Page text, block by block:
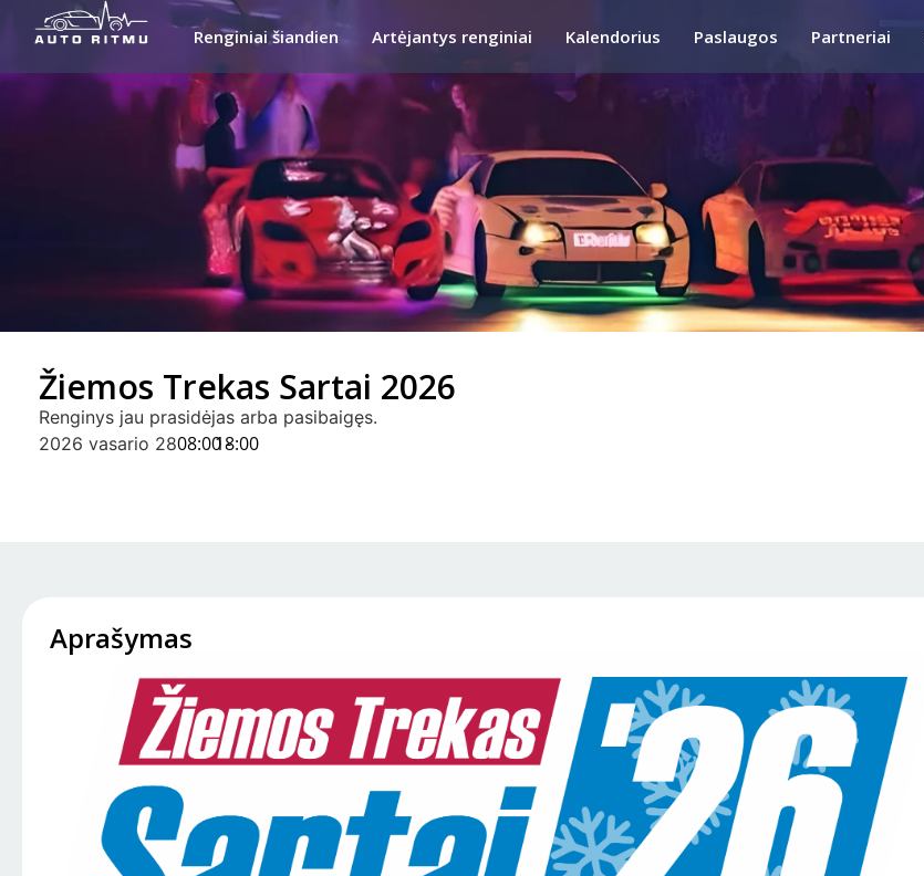
Renginiai šiandien Artėjantys renginiai Kalendorius Paslaugos Partneriai
Žiemos Trekas Sartai 2026
Renginys jau prasidėjas arba pasibaigęs.
2026 vasario 2808:00 -18:00
Aprašymas